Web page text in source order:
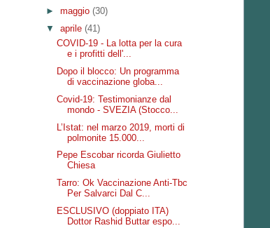
► maggio (30)
▼ aprile (41)
COVID-19 - La lotta per la cura
e i profitti dell'...
Dopo il blocco: Un programma
di vaccinazione globa...
Covid-19: Testimonianze dal
mondo - SVEZIA (Stocco...
L’Istat: nel marzo 2019, morti di
polmonite 15.000...
Pepe Escobar ricorda Giulietto
Chiesa
Tarro: Ok Vaccinazione Anti-Tbc
Per Salvarci Dal C...
ESCLUSIVO (doppiato ITA)
Dottor Rashid Buttar espo...